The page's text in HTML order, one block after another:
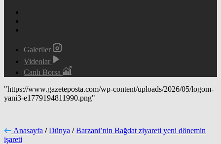
Galeriler
Videolar
Canlı Borsa
"https://www.gazeteposta.com/wp-content/uploads/2026/05/logom-
yani3-e1779194811990.png"
Anasayfa / Dünya / Barzani’nin Bağdat ziyareti yeni dönemin
işareti